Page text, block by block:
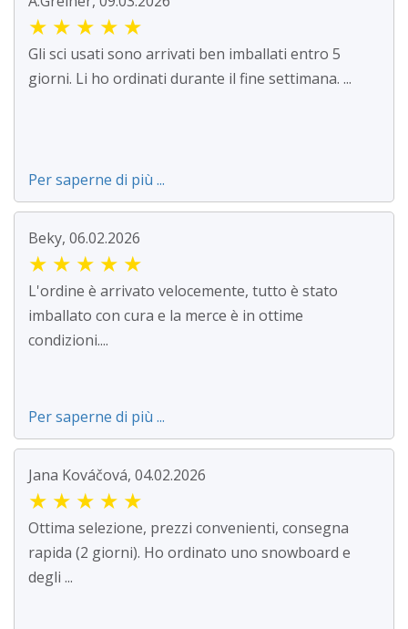
★ ★ ★ ★ ★
Gli sci usati sono arrivati ben imballati entro 5
giorni. Li ho ordinati durante il fine settimana. ...
Per saperne di più ...
Beky, 06.02.2026
★ ★ ★ ★ ★
L'ordine è arrivato velocemente, tutto è stato
imballato con cura e la merce è in ottime
condizioni....
Per saperne di più ...
Jana Kováčová, 04.02.2026
★ ★ ★ ★ ★
Ottima selezione, prezzi convenienti, consegna
rapida (2 giorni). Ho ordinato uno snowboard e
degli ...